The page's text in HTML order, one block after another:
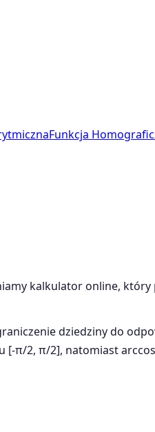
Funkcja
kalkulator online, który
dziedziny do
[-π/2, π/2], natomiast